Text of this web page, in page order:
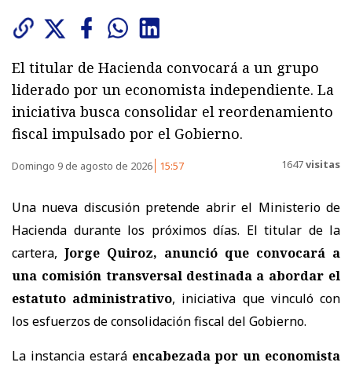
El titular de Hacienda convocará a un grupo
liderado por un economista independiente. La
iniciativa busca consolidar el reordenamiento
fiscal impulsado por el Gobierno.
Domingo 9 de agosto de 2026 15:57 1647visitas
Una nueva discusión pretende abrir el Ministerio de
Hacienda durante los próximos días. El titular de la
cartera, Jorge Quiroz, anunció que convocará a
una comisión transversal destinada a abordar el
estatuto administrativo, iniciativa que vinculó con
los esfuerzos de consolidación fiscal del Gobierno.
La instancia estará encabezada por un economista